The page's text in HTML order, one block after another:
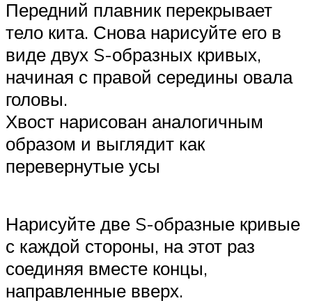
Передний плавник перекрывает
тело кита. Снова нарисуйте его в
виде двух S-образных кривых,
начиная с правой середины овала
головы.
Хвост нарисован аналогичным
образом и выглядит как
перевернутые усы
Нарисуйте две S-образные кривые
с каждой стороны, на этот раз
соединяя вместе концы,
направленные вверх.